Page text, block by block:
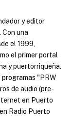
y editor
una
el 1999,
el primer portal
y puertorriqueña.
programas "PRW
de audio (pre-
en Puerto
Radio Puerto